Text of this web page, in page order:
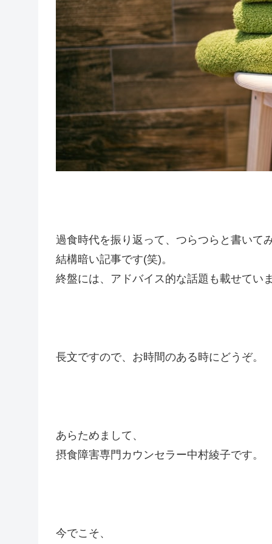
過食時代を振り返って、つらつらと書いて
結構暗い記事です(笑)。
終盤には、アドバイス的な話題も載せてい
長文ですので、お時間のある時にどうぞ。
あらためまして、
摂食障害専門カウンセラー中村綾子です。
今でこそ、